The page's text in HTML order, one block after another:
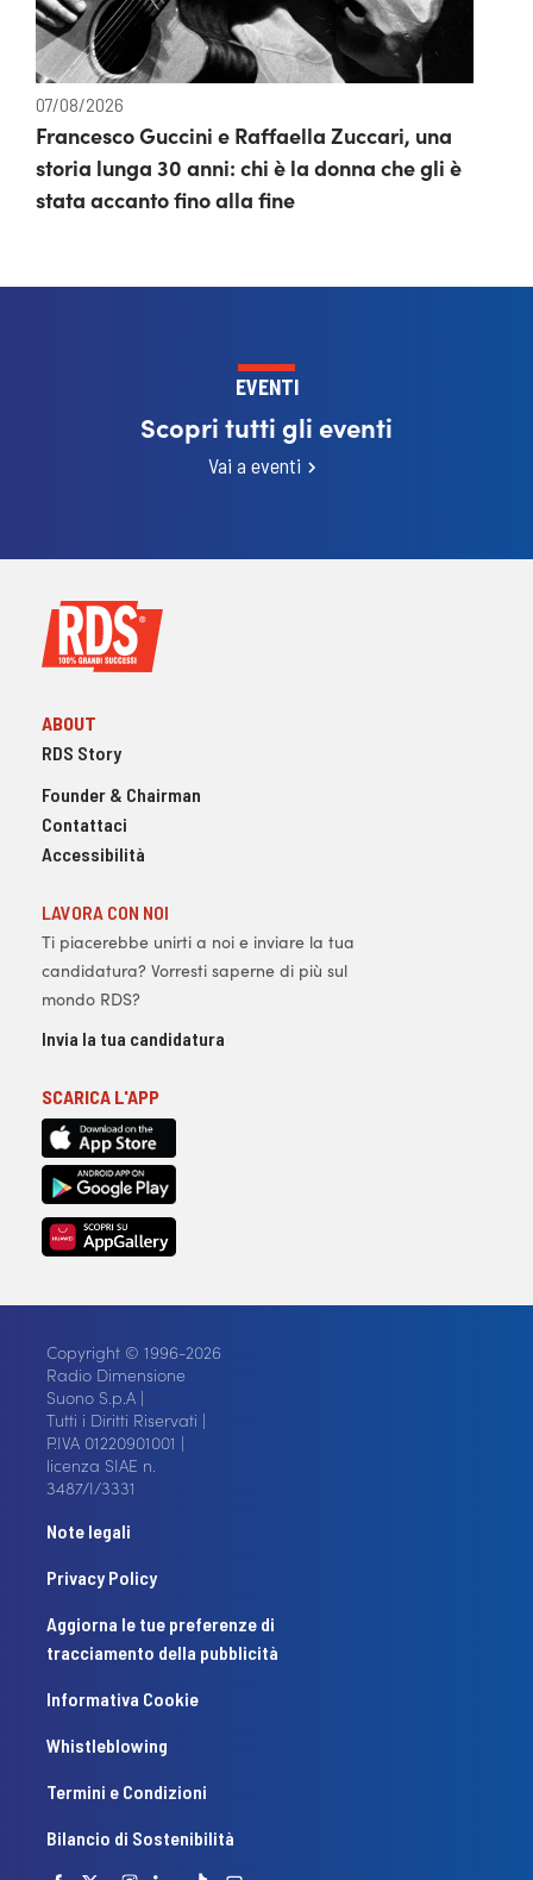
07/08/2026
Francesco Guccini e Raffaella Zuccari, una
storia lunga 30 anni: chi è la donna che gli è
stata accanto fino alla fine
EVENTI
Scopri tutti gli eventi
Vai a eventi
ABOUT
RDS Story
Founder & Chairman
Contattaci
Accessibilità
LAVORA CON NOI
Ti piacerebbe unirti a noi e inviare la tua
candidatura? Vorresti saperne di più sul
mondo RDS?
Invia la tua candidatura
SCARICA L'APP
Copyright © 1996-2026
Radio Dimensione
Suono S.p.A |
Tutti i Diritti Riservati |
P.IVA 01220901001 |
licenza SIAE n.
3487/I/3331
Note legali
Privacy Policy
Aggiorna le tue preferenze di
tracciamento della pubblicità
Informativa Cookie
Whistleblowing
Termini e Condizioni
Bilancio di Sostenibilità